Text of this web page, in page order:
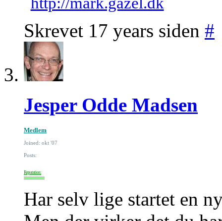
Skrevet 17 years siden #
Jesper Odde Madsen
Medlem
Joined: okt '07
Posts:
Reputation:
Har selv lige startet en